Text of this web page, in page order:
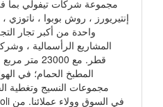
مجموعة شركات تيفولي بما
إنتيريورز ، روش بوبوا ، ناتوزي
واحدة من أكبر تجار
المشاريع الرأسمالية ،
قطر. مع
المطبخ الحمام؛ في